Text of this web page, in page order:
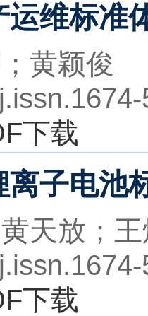
维标准
黄颖俊
下载
离子电池
天放；
下载